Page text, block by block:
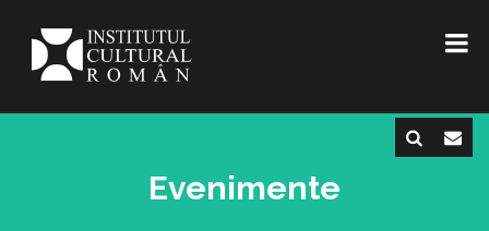
Evenimente